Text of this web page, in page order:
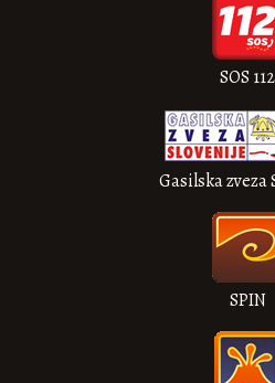
SOS 112
Gasilska zveza
SPIN